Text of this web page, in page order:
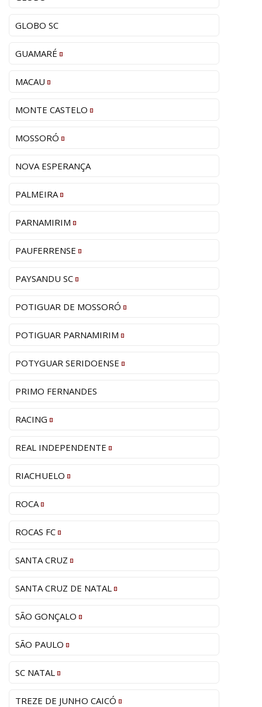
GLOBO SC
GUAMARÉ
MACAU
MONTE CASTELO
MOSSORÓ
NOVA ESPERANÇA
PALMEIRA
PARNAMIRIM
PAUFERRENSE
PAYSANDU SC
POTIGUAR DE MOSSORÓ
POTIGUAR PARNAMIRIM
POTYGUAR SERIDOENSE
PRIMO FERNANDES
RACING
REAL INDEPENDENTE
RIACHUELO
ROCA
ROCAS FC
SANTA CRUZ
SANTA CRUZ DE NATAL
SÃO GONÇALO
SÃO PAULO
SC NATAL
TREZE DE JUNHO CAICÓ